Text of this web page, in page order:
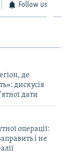
Follow us
де
дискусія
дати
операції:
і не